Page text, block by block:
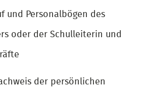
und Personalbögen des
oder der Schulleiterin und
der persönlichen